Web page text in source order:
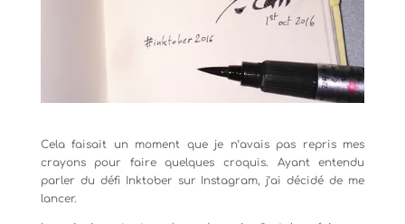
Cela faisait un moment que je n’avais pas repris mes
crayons pour faire quelques croquis. Ayant entendu
parler du défi Inktober sur Instagram, j’ai décidé de me
lancer.